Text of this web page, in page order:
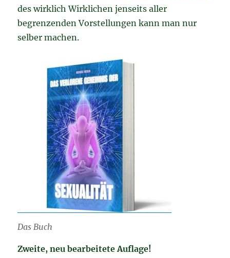
des wirklich Wirklichen jenseits aller
begrenzenden Vorstellungen kann man nur
selber machen.
Das Buch
Zweite, neu bearbeitete Auflage!